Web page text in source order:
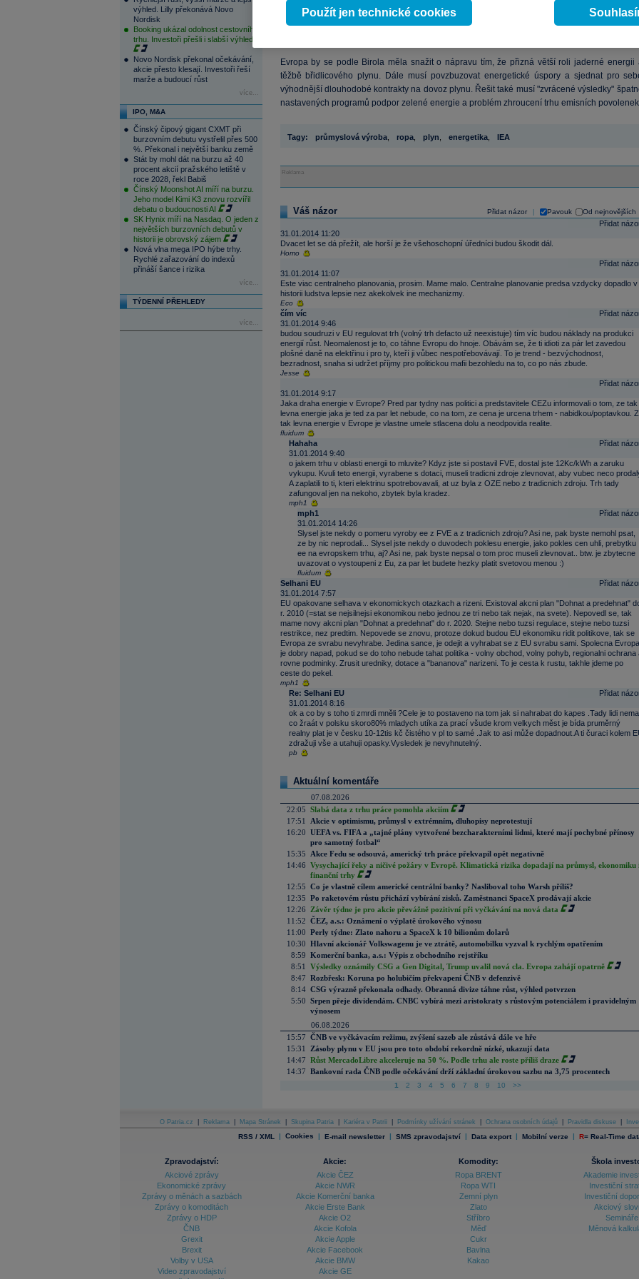
výhled. Lilly překonává Novo
Nordisk
Booking ukázal odolnost cestovního
trhu. Investoři přešli i slabší výhled
Novo Nordisk překonal očekávání,
akcie přesto klesají. Investoři řeší
marže a budoucí růst
více...
IPO, M&A
Čínský čipový gigant CXMT při
burzovním debutu vystřelil přes 500
%. Překonal i největší banku země
Stát by mohl dát na burzu až 40
procent akcií pražského letiště v
roce 2028, řekl Babiš
Čínský Moonshot AI míří na burzu.
Jeho model Kimi K3 znovu rozvířil
debatu o budoucnosti AI
SK Hynix míří na Nasdaq. O jeden z
největších burzovních debutů v
historii je obrovský zájem
Nová vlna mega IPO hýbe trhy.
Rychlé zařazování do indexů
přináší šance i rizika
více...
TÝDENNÍ PŘEHLEDY
více...
ale Evropa i tak musí konečně uvědomit, že problém klimatu nemůže vyřešit sama,
kdyby v roce 2030 nadobro přestala vypouštět skleníkové plyny, trend globálního oteplování
Evropa by se podle Birola měla snažit o nápravu tím, že přizná větší roli jaderné energii
těžbě břidlicového plynu. Dále musí povzbuzovat energetické úspory a sjednat pro
výhodnější dlouhodobé kontrakty na dovoz plynu. Řešit také musí "zvrácené výsledky"
nastavených programů podpor zelené energie a problém zhroucení trhu emisních
Tagy: průmyslová výroba, ropa, plyn energetika, IEA
Reklama
Přidat názor Pavouk Od nejnovějších
Váš názor
Přidat
31.01.2014 11:20
Dvacet let se dá přežít, ale horší je že všehoschopní úředníci budou škodit dál.
Homo
Přidat
31.01.2014 11:07
Este viac centralneho planovania, prosim. Mame malo. Centralne planovanie predsa vzdycky dopadlo v
historii ludstva lepsie nez akekolvek ine mechanizmy.
Eco
Přidat
čím víc
31.01.2014 9:46
budou soudruzi v EU regulovat trh (volný trh defacto už neexistuje) tím víc budou náklady na produkci
energií růst. Neomalenost je to, co táhne Evropu do hnoje. Obávám se, že ti idioti za pár let zavedou
plošné daně na elektřinu i pro ty, kteří ji vůbec nespotřebovávají. To je trend - bezvýchodnost,
bezradnost, snaha si udržet příjmy pro politickou mafii bezohledu na to, co po nás zbude.
Jesse
Přidat
31.01.2014 9:17
Jaka draha energie v Evrope? Pred par tydny nas politici a predstavitele CEZu informovali o tom, ze tak
levna energie jaka je ted za par let nebude, co na tom, ze cena je urcena trhem - nabidkou/poptavkou.
tak levna energie v Evrope je vlastne umele stlacena dolu a neodpovida realite.
fluidum
Přidat
Hahaha
31.01.2014 9:40
o jakem trhu v oblasti energii to mluvite? Kdyz jste si postavil FVE, dostal jste 12Kc/kWh a zaruku
vykupu. Kvuli teto energii, vyrabene s dotaci, museli tradicni zdroje zlevnovat, aby vubec neco
A zaplatili to ti, kteri elektrinu spotrebovavali, at uz byla z OZE nebo z tradicnich zdroju. Trh tady
zafungoval jen na nekoho, zbytek byla kradez.
mph1
Přidat
mph1
31.01.2014 14:26
Slysel jste nekdy o pomeru vyroby ee z FVE a z tradicnich zdroju? Asi ne, pak byste nemohl psat,
ze by nic neprodali... Slysel jste nekdy o duvodech poklesu energie, jako pokles cen uhli, prebytku
ee na evropskem trhu, aj? Asi ne, pak byste nepsal o tom proc museli zlevnovat.. btw. je zbytecne
uvazovat o vystoupeni z Eu, za par let budete hezky platit svetovou menou :)
fluidum
Přidat
Selhani EU
31.01.2014 7:57
EU opakovane selhava v ekonomickych otazkach a rizeni. Existoval akcni plan "Dohnat a predehnat"
r. 2010 (=stat se nejsilnejsi ekonomikou nebo jednou ze tri nebo tak nejak, na svete). Nepovedl se, tak
mame novy akcni plan "Dohnat a predehnat" do r. 2020. Stejne nebo tuzsi regulace, stejne nebo tuzsi
restrikce, nez predtim. Nepovede se znovu, protoze dokud budou EU ekonomiku ridit politikove, tak se
Evropa ze svrabu nevyhrabe. Jedina sance, je odejit a vyhrabat se z EU svrabu sami. Spolecna Evropa
je dobry napad, pokud se do toho nebude tahat politika - volny obchod, volny pohyb, regionalni ochrana
rovne podminky. Zrusit uredniky, dotace a "bananova" narizeni. To je cesta k rustu, takhle jdeme po
ceste do pekel.
mph1
Přidat
Re: Selhani EU
31.01.2014 8:16
ok a co by s toho ti zmrdi mněli ?Cele je to postaveno na tom jak si nahrabat do kapes .Tady lidi
co žraát v polsku skoro80% mladych utíka za prací všude krom velkych měst je bída pruměrný
realny plat je v česku 10-12tis kč čistého v pl to samé .Jak to asi může dopadnout.A ti čuraci kolem
zdražuji vše a utahuji opasky.Vysledek je nevyhnutelný.
pb
Aktuální komentáře
07.08.2026
22:05 Slabá data z trhu práce pomohla akciím
17:51
Akcie v optimismu, průmysl v extrémním, dluhopisy neprotestují
16:20 UEFA vs. FIFA a „tajné plány vytvořené bezcharakterními lidmi, které mají pochybné přínosy
pro samotný fotbal“
15:35
Akce Fedu se odsouvá, americký trh práce překvapil opět negativně
14:46 Vysychající řeky a ničivé požáry v Evropě. Klimatická rizika dopadají na průmysl, ekonomiku
finanční trhy
12:55 Co je vlastně cílem americké centrální banky? Nasliboval toho Warsh příliš?
12:35 Po raketovém růstu přichází vybírání zisků. Zaměstnanci SpaceX prodávají akcie
12:26
Závěr týdne je pro akcie převážně pozitivní při vyčkávání na nová data
11:52 ČEZ, a.s.: Oznámení o výplatě úrokového výnosu
11:00 Perly týdne: Zlato nahoru a SpaceX k 10 bilionům dolarů
10:30 Hlavní akcionář Volkswagenu je ve ztrátě, automobilku vyzval k rychlým opatřením
8:59 Komerční banka, a.s.: Výpis z obchodního rejstříku
8:51
Výsledky oznámily CSG a Gen Digital, Trump uvalil nová cla. Evropa zahájí opatrně
8:47 Rozbřesk: Koruna po holubičím překvapení ČNB v defenzivě
8:14 CSG výrazně překonala odhady. Obranná divize táhne růst, výhled potvrzen
5:50 Srpen přeje dividendám. CNBC vybírá mezi aristokraty s růstovým potenciálem i pravidelným
výnosem
06.08.2026
15:57 ČNB ve vyčkávacím režimu, zvýšení sazeb ale zůstává dále ve hře
15:31
Zásoby plynu v EU jsou pro toto období rekordně nízké, ukazují data
14:47 Růst MercadoLibre akceleruje na 50 %. Podle trhu ale roste příliš draze
14:37 Bankovní rada ČNB podle očekávání drží základní úrokovou sazbu na 3,75 procentech
1 2 3 4 5 6 7 8 9 10 >>
O Patria.cz Reklama Mapa Stránek Skupina Patria Kariéra v Patrii Podmínky užívání stránek Ochrana osobních údajů Pravidla diskuse
RSS / XML | Cookies | E-mail newsletter | SMS zpravodajství | Data export | Mobilní verze | R= Real-Time
Zpravodajství:
Akciové zprávy
Ekonomické zprávy
Zprávy o měnách a sazbách
Zprávy o komoditách
Zprávy o HDP
ČNB
Grexit
Brexit
Volby v USA
Video zpravodajství
Akcie:
Akcie ČEZ
Akcie NWR
Akcie Komerční banka
Akcie Erste Bank
Akcie O2
Akcie Kofola
Akcie Apple
Akcie Facebook
Akcie BMW
Akcie GE
Komodity:
Ropa BRENT
Ropa WTI
Zemní plyn
Zlato
Stříbro
Měď
Cukr
Bavlna
Kakao
Škola
Akademie
Investiční
Investiční
Akciový
Semináře
Měnová
Použít jen technické cookies